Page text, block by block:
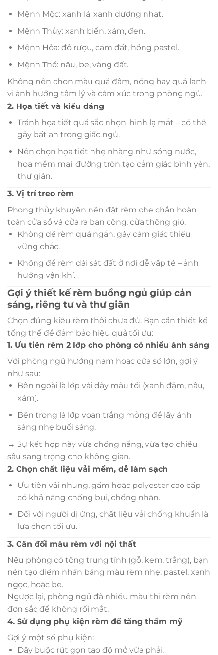
Mệnh Mộc: xanh lá, xanh dương nhạt.
Mệnh Thủy: xanh biển, xám, đen.
Mệnh Hỏa: đỏ rượu, cam đất, hồng pastel.
Mệnh Thổ: nâu, be, vàng đất.
Không nên chọn màu quá đậm, nóng hay quá lạnh
vì ảnh hưởng tâm lý và cảm xúc trong phòng ngủ.
2. Họa tiết và kiểu dáng
Tránh họa tiết quá sắc nhọn, hình lạ mắt – có thể
gây bất an trong giấc ngủ.
Nên chọn họa tiết nhẹ nhàng như sóng nước,
hoa mềm mại, đường tròn tạo cảm giác bình yên,
thư giãn.
3. Vị trí treo rèm
Phong thủy khuyên nên đặt rèm che chắn hoàn
toàn cửa sổ và cửa ra ban công, cửa thông gió.
Không để rèm quá ngắn, gây cảm giác thiếu
vững chắc.
Không để rèm dài sát đất ở nơi dễ vấp té – ảnh
hưởng vận khí.
Gợi ý thiết kế rèm buồng ngủ giúp cản
sáng, riêng tư và thư giãn
Chọn đúng kiểu rèm thôi chưa đủ. Bạn cần thiết kế
tổng thể để đảm bảo hiệu quả tối ưu:
1. Ưu tiên rèm 2 lớp cho phòng có nhiều ánh sáng
Với phòng ngủ hướng nam hoặc cửa sổ lớn, gợi ý
như sau:
Bên ngoài là lớp vải dày màu tối (xanh đậm, nâu,
xám).
Bên trong là lớp voan trắng mỏng để lấy ánh
sáng nhẹ buổi sáng.
→ Sự kết hợp này vừa chống nắng, vừa tạo chiều
sâu sang trọng cho không gian.
2. Chọn chất liệu vải mềm, dễ làm sạch
Ưu tiên vải nhung, gấm hoặc polyester cao cấp
có khả năng chống bụi, chống nhăn.
Đối với người dị ứng, chất liệu vải chống khuẩn là
lựa chọn tối ưu.
3. Cân đối màu rèm với nội thất
Nếu phòng có tông trung tính (gỗ, kem, trắng), bạn
nên tạo điểm nhấn bằng màu rèm nhẹ: pastel, xanh
ngọc, hoặc be.
Ngược lại, phòng ngủ đã nhiều màu thì rèm nên
đơn sắc để không rối mắt.
4. Sử dụng phụ kiện rèm để tăng thẩm mỹ
Gợi ý một số phụ kiện:
Dây buộc rút gọn tạo độ mở vừa phải.